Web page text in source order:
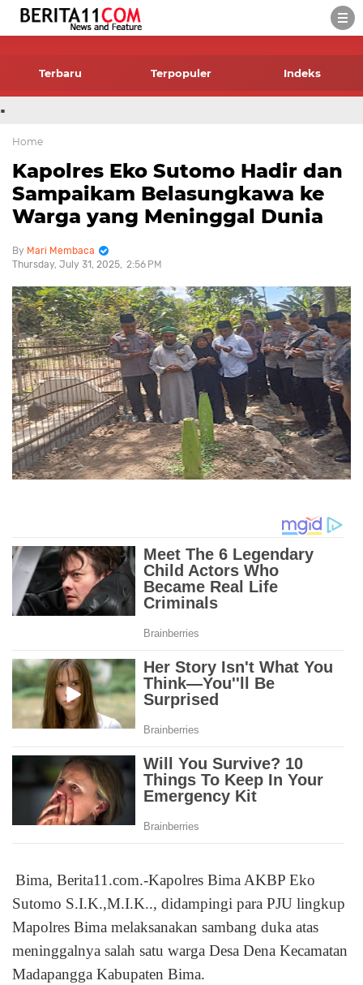
Terbaru Terpopuler Indeks
.
Home
Kapolres Eko Sutomo Hadir dan
Sampaikam Belasungkawa ke
Warga yang Meninggal Dunia
Mari Membaca
Thursday, July 31, 2025 2:56 PM
Bima, Berita11.com.-Kapolres Bima AKBP Eko
Sutomo S.I.K.,M.I.K.., didampingi para PJU lingkup
Mapolres Bima melaksanakan sambang duka atas
meninggalnya salah satu warga Desa Dena Kecamatan
Madapangga Kabupaten Bima.